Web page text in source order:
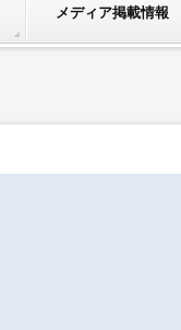
メディア掲載情報